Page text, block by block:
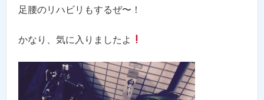
足腰のリハビリもするぜ〜！
かなり、気に入りましたよ